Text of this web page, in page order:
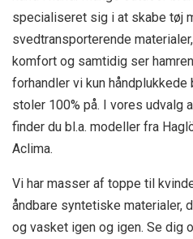
specialiseret sig i at skabe tøj
svedtransporterende
komfort og samtidig ser
forhandler vi kun
stoler 100% på. I vores udvalg
finder du bl.a. modeller fra
Aclima.
Vi har masser af toppe til
åndbare syntetiske materialer,
og vasket igen og igen. Se dig